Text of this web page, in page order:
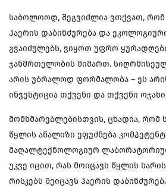
საბოლოოდ, შეგვიძლია ვთქვათ,
ჰაერის დაბინძურება და
გვაიძულებს, ვიყოთ უფრო
ჯანმრთელობის მიმართ.
არის უბრალოდ ფორმალობა – ეს
ინვესტიცია თქვენი და თქვენი
მომხმარებლებისთვის, ცხადია, რომ
წყლის ანალიზი ეფუძნება
მაღალტექნოლოგიურ
უკვე იცით, რას მოიცავს წყლის
რისკებს შეიცავს ჰაერის